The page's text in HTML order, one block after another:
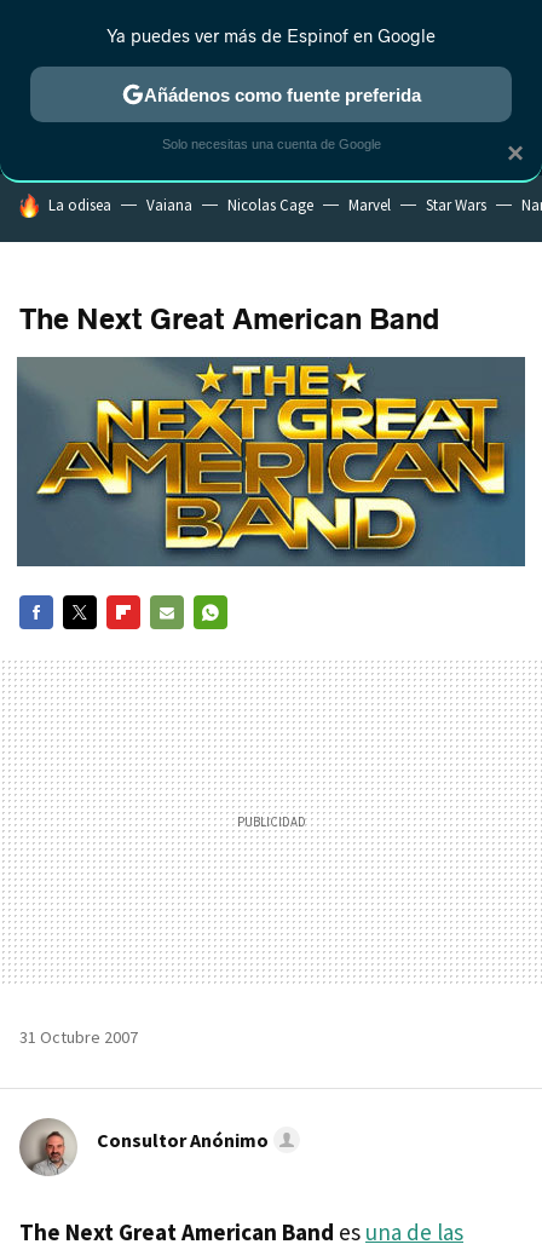
MENÚ NUEVO
ESTRENOS REALITY ANIME RANKINGS CINE
HOY SE HABLA DE
La odisea Vaiana Nicolas Cage Marvel Star Wars
The Next Great American Band
MAIL
31 Octubre 2007
Consultor Anónimo
The Next Great American Band es una de las
×
Ya puedes ver más de Espinof en Google
Añádenos como fuente preferida
Solo necesitas una cuenta de Google